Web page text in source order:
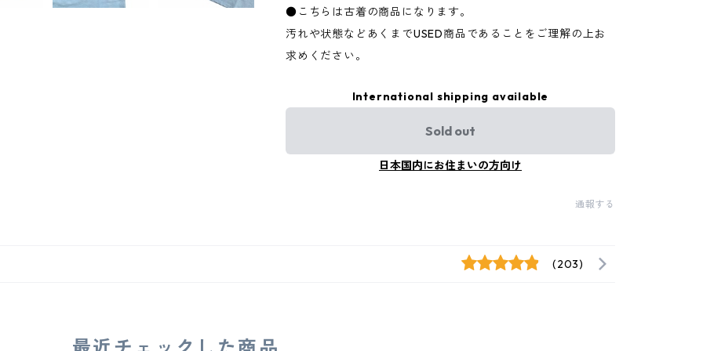
●こちらは古着の商品になります。
汚れや状態などあくまでUSED商品であることをご理解の上お
求めください。
International shipping available
Sold out
日本国内にお住まいの方向け
通報する
(203)